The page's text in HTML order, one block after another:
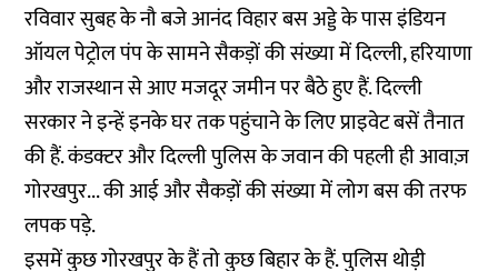
रविवार सुबह के नौ बजे आनंद विहार बस अड्डे के पास इंडियन
ऑयल पेट्रोल पंप के सामने सैकड़ों की संख्या में दिल्ली, हरियाणा
और राजस्थान से आए मजदूर जमीन पर बैठे हुए हैं. दिल्ली
सरकार ने इन्हें इनके घर तक पहुंचाने के लिए प्राइवेट बसें तैनात
की हैं. कंडक्टर और दिल्ली पुलिस के जवान की पहली ही आवाज़
गोरखपुर... की आई और सैकड़ों की संख्या में लोग बस की तरफ
लपक पड़े.
इसमें कुछ गोरखपुर के हैं तो कुछ बिहार के हैं. पुलिस थोड़ी